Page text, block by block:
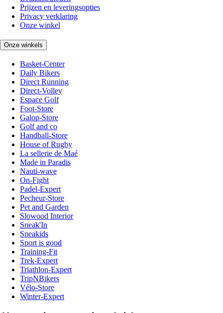
Prijzen en leveringsopties
Privacy verklaring
Onze winkel
Onze winkels
Basket-Center
Daily Bikers
Direct Running
Direct-Volley
Espace Golf
Foot-Store
Galop-Store
Golf and co
Handball-Store
House of Rugby
La sellerie de Maé
Made in Paradis
Nauti-wave
On-Fight
Padel-Expert
Pecheur-Store
Pet and Garden
Slowood Interior
Sneak'In
Sneakids
Sport is good
Training-Fit
Trek-Expert
Triathlon-Expert
TripNBikers
Vélo-Store
Winter-Expert